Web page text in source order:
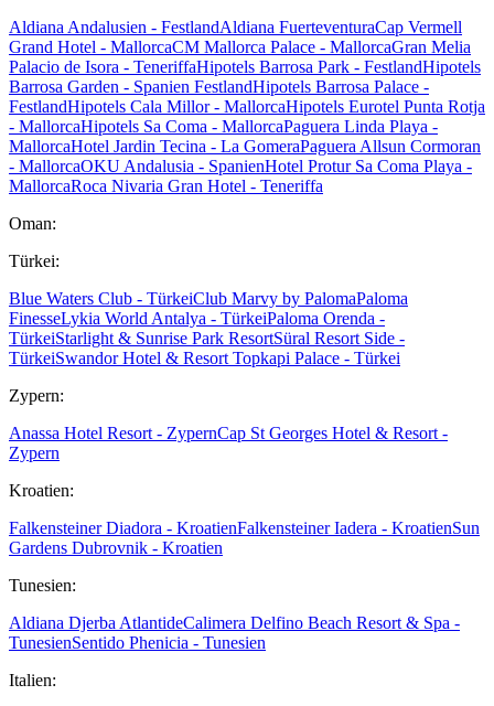
Aldiana Andalusien - FestlandAldiana FuerteventuraCap Vermell
Grand Hotel - MallorcaCM Mallorca Palace - MallorcaGran Melia
Palacio de Isora - TeneriffaHipotels Barrosa Park - FestlandHipotels
Barrosa Garden - Spanien FestlandHipotels Barrosa Palace -
FestlandHipotels Cala Millor - MallorcaHipotels Eurotel Punta Rotja
- MallorcaHipotels Sa Coma - MallorcaPaguera Linda Playa -
MallorcaHotel Jardin Tecina - La GomeraPaguera Allsun Cormoran
- MallorcaOKU Andalusia - SpanienHotel Protur Sa Coma Playa -
MallorcaRoca Nivaria Gran Hotel - Teneriffa
Oman:
Türkei:
Blue Waters Club - TürkeiClub Marvy by PalomaPaloma
FinesseLykia World Antalya - TürkeiPaloma Orenda -
TürkeiStarlight & Sunrise Park ResortSüral Resort Side -
TürkeiSwandor Hotel & Resort Topkapi Palace - Türkei
Zypern:
Anassa Hotel Resort - ZypernCap St Georges Hotel & Resort -
Zypern
Kroatien:
Falkensteiner Diadora - KroatienFalkensteiner Iadera - KroatienSun
Gardens Dubrovnik - Kroatien
Tunesien:
Aldiana Djerba AtlantideCalimera Delfino Beach Resort & Spa -
TunesienSentido Phenicia - Tunesien
Italien: